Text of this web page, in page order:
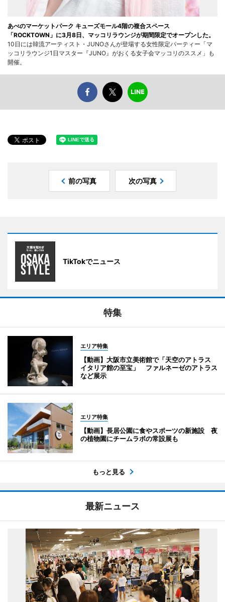
あべのマーケットパーク キューズモール4階の複合スペース
「ROCKTOWN」に3月8日、マッコリラウンジが期間限定でオープンした。
10日には韓流アーティスト・JUNOさんが登場する女性限定パーティー「マ
ッコリラウンジ1日マスター『JUNO』がおくる女子会マッコリのススメ」も
開催。
前の写真 次の写真
TikTokでニュース
特集
エリア特集
【動画】大阪市立美術館で「天空のアトラス
イタリア館の至宝」 ファルネーゼのアトラス
など展示
エリア特集
【動画】長居公園に食やスポーツの新施設 夜
の植物園にチームラボの常設展も
もっと見る
最新ニュース